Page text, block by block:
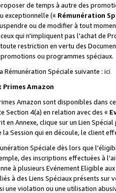
de temps à autre des
exceptionnelle (« Rémunération
ou de modifier à tout
qui n'impliquent pas l'achat de
restriction en vertu des
ou programmes spéciaux.
Spéciale suivante : ici
Primes Amazon
Amazon sont disponibles dans
Section 4(a) en relation avec des «
en Annexe, clique sur un Lien
la Session qui en découle, le client
Spéciale dès lors que
des inscriptions effectuées à
à plusieurs Evénement Eligible
à des Liens Spéciaux présents
une violation ou une utilisation